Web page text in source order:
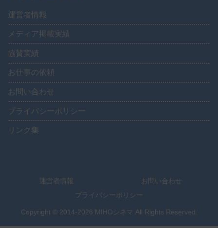
運営者情報
メディア掲載実績
協賛実績
お仕事の依頼
お問い合わせ
プライバシーポリシー
リンク集
運営者情報
お問い合わせ
プライバシーポリシー
Copyright © 2014-2026 MIHOシネマ All Rights Reserved.